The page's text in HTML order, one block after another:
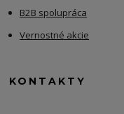
B2B spolupráca
Vernostné akcie
KONTAKTY